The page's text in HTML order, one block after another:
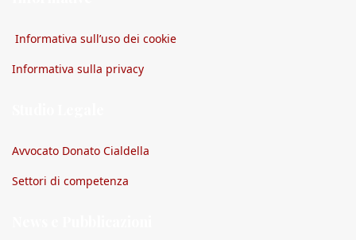
Informativa sull’uso dei cookie
Informativa sulla privacy
Avvocato Donato Cialdella
Settori di competenza